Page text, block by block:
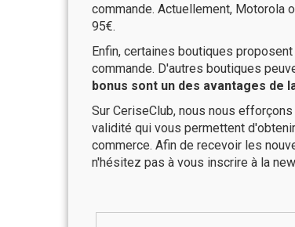
commande. Actuellement, Motorola
95€.
Enfin, certaines boutiques
commande. D'autres boutiques
bonus sont un des avantages de
Sur CeriseClub, nous nous
validité qui vous permettent
commerce. Afin de recevoir les
n'hésitez pas à vous inscrire à la